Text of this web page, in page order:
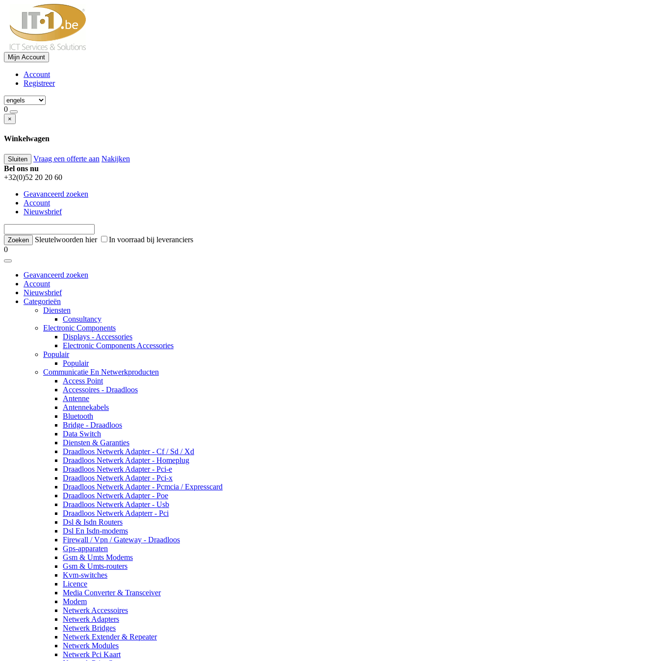
Mijn Account
Account
Registreer
0
×
Winkelwagen
Sluiten Vraag een offerte aan Nakijken
Bel ons nu
+32(0)52 20 20 60
Geavanceerd zoeken
Account
Nieuwsbrief
Sleutelwoorden hier
In voorraad bij leveranciers
0
Geavanceerd zoeken
Account
Nieuwsbrief
Categorieën
Diensten
Consultancy
Electronic Components
Displays - Accessories
Electronic Components Accessories
Populair
Populair
Communicatie En Netwerkproducten
Access Point
Accessoires - Draadloos
Antenne
Antennekabels
Bluetooth
Bridge - Draadloos
Data Switch
Diensten & Garanties
Draadloos Netwerk Adapter - Cf / Sd / Xd
Draadloos Netwerk Adapter - Homeplug
Draadloos Netwerk Adapter - Pci-e
Draadloos Netwerk Adapter - Pci-x
Draadloos Netwerk Adapter - Pcmcia / Expresscard
Draadloos Netwerk Adapter - Poe
Draadloos Netwerk Adapter - Usb
Draadloos Netwerk Adapterr - Pci
Dsl & Isdn Routers
Dsl En Isdn-modems
Firewall / Vpn / Gateway - Draadloos
Gps-apparaten
Gsm & Umts Modems
Gsm & Umts-routers
Kvm-switches
Licence
Media Converter & Transceiver
Modem
Netwerk Accessoires
Netwerk Adapters
Netwerk Bridges
Netwerk Extender & Repeater
Netwerk Modules
Netwerk Pci Kaart